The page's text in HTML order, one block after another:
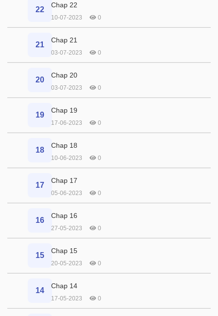
22
Chap 22
10-07-2023 0
21
Chap 21
03-07-2023 0
20
Chap 20
03-07-2023 0
19
Chap 19
17-06-2023 0
18
Chap 18
10-06-2023 0
17
Chap 17
05-06-2023 0
16
Chap 16
27-05-2023 0
15
Chap 15
20-05-2023 0
14
Chap 14
17-05-2023 0